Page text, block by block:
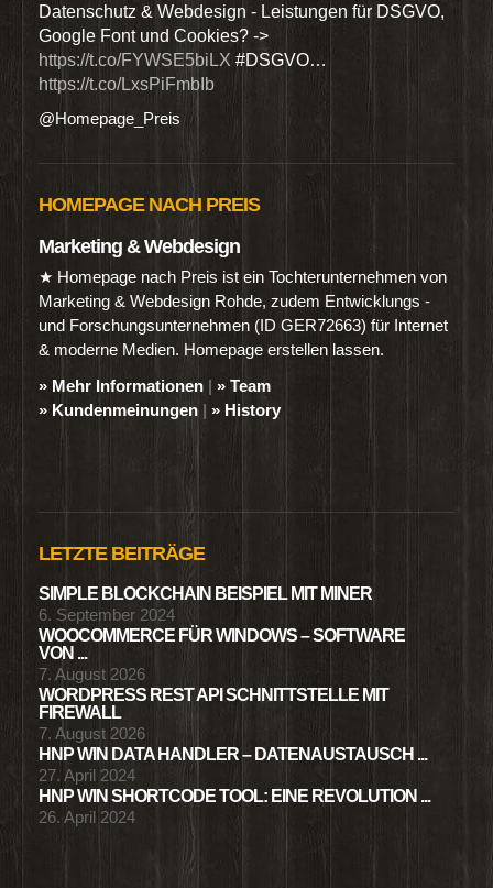
Datenschutz & Webdesign - Leistungen für DSGVO,
Google Font und Cookies? ->
https://t.co/FYWSE5biLX #DSGVO…
https://t.co/LxsPiFmbIb
@Homepage_Preis
HOMEPAGE NACH PREIS
Marketing & Webdesign
★ Homepage nach Preis ist ein Tochterunternehmen von
Marketing & Webdesign Rohde, zudem Entwicklungs -
und Forschungsunternehmen (ID GER72663) für Internet
& moderne Medien. Homepage erstellen lassen.
» Mehr Informationen | » Team
» Kundenmeinungen | » History
LETZTE BEITRÄGE
SIMPLE BLOCKCHAIN BEISPIEL MIT MINER
6. September 2024
WOOCOMMERCE FÜR WINDOWS – SOFTWARE
VON ...
7. August 2026
WORDPRESS REST API SCHNITTSTELLE MIT
FIREWALL
7. August 2026
HNP WIN DATA HANDLER – DATENAUSTAUSCH ...
27. April 2024
HNP WIN SHORTCODE TOOL: EINE REVOLUTION ...
26. April 2024